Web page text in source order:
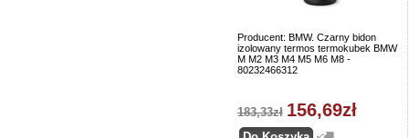
Producent: BMW. Czarny bidon
izolowany termos termokubek BMW
M M2 M3 M4 M5 M6 M8 -
80232466312
183,33zł 156,69zł